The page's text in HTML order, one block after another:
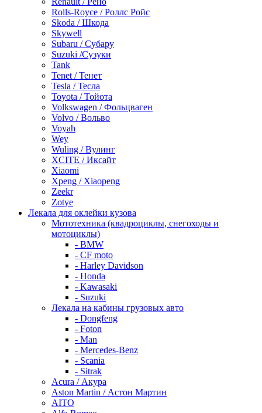
Rolls-Royce / Роллс Ройс
Skoda / Шкода
Skywell
Subaru / Субару
Suzuki /Сузуки
Tank
Tenet / Тенет
Tesla / Тесла
Toyota / Тойота
Volkswagen / Фольцваген
Volvo / Вольво
Voyah
Wey
Wuling / Вулинг
XCITE / Иксайт
Xiaomi
Xpeng / Xiaopeng
Zeekr
Zotye
Лекала для оклейки кузова
Мототехника (квадроциклы, снегоходы и
мотоциклы)
- BMW
- CF moto
- Harley Davidson
- Honda
- Kawasaki
- Suzuki
Лекала на кабины грузовых авто
- Dongfeng
- Foton
- Man
- Mercedes-Benz
- Scania
- Sitrak
Acura / Акура
Aston Martin / Астон Мартин
AITO